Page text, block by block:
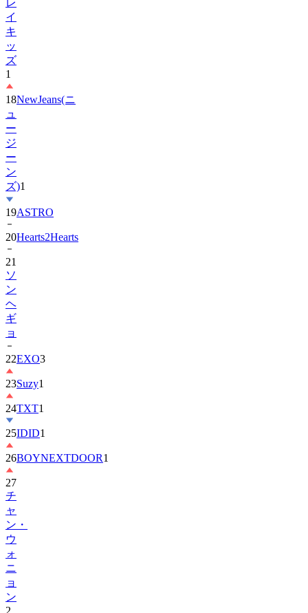
キ
ッ
ズ
1
18
ュ
ー
ジ
ー
ン
ズ)
19ASTRO
20Hearts2Hearts
21
ソ
ン
ヘ
ギ
ョ
22
23Suzy1
24TXT1
25IDID1
26BOYNEXTDOOR
27
チ
ャ
ン・
ウ
ォ
ニ
ョ
ン
2
28